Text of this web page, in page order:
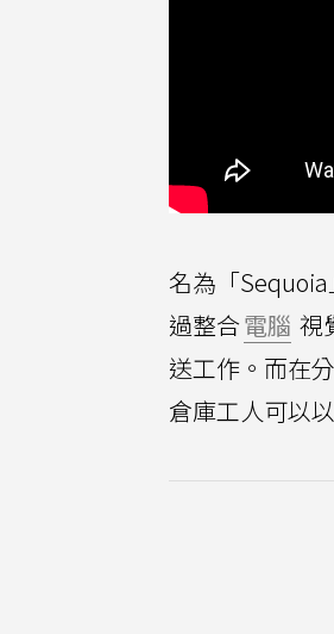
名為「
過整合電腦 視
送工作。而在
倉庫工人可以